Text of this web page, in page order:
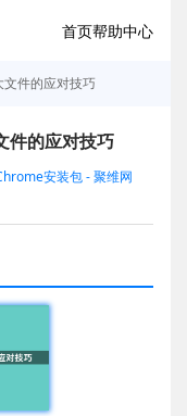
首页帮助中心
件的应对技巧
的应对技巧
安装包 - 聚维网